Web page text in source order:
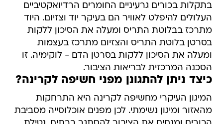
בתקלות בכורים גרעיניים החומרים הרדיואקטיביים
העלולים להיפלט לאוויר הם בעיקר יוד וצזיום. היוד
מתרכז בבלוטת התריס ומעלה את הסיכון ללקות
בסרטן בלוטת התריס והצזיום מתרכז בעצמות
ומעלה את הסיכון ללקות בסרטן הדם - לוקימיה. זו
הסכנה המרכזית לבריאות הציבור.
כיצד ניתן להתגונן מפני חשיפה לקרינה?
המיגון העיקרי מחשיפה לקרינה היא התרחקות
מהאזור ומיגון נשימתי. לכן מפנים אוכלוסייה מסביבת